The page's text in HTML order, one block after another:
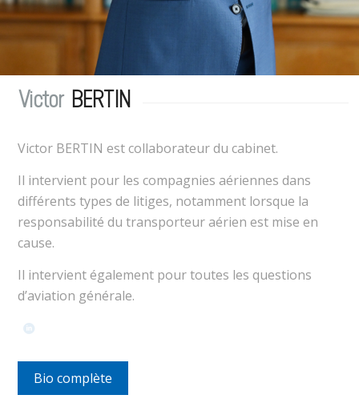
Victor BERTIN
Victor BERTIN est collaborateur du cabinet.
Il intervient pour les compagnies aériennes dans
différents types de litiges, notamment lorsque la
responsabilité du transporteur aérien est mise en
cause.
Il intervient également pour toutes les questions
d’aviation générale.
Bio complète